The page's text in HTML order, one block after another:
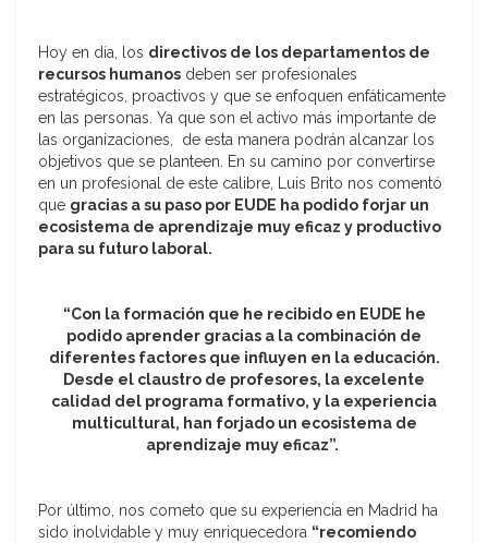
Hoy en día, los directivos de los departamentos de
recursos humanos deben ser profesionales
estratégicos, proactivos y que se enfoquen enfáticamente
en las personas. Ya que son el activo más importante de
las organizaciones, de esta manera podrán alcanzar los
objetivos que se planteen. En su camino por convertirse
en un profesional de este calibre, Luis Brito nos comentó
que gracias a su paso por EUDE ha podido forjar un
ecosistema de aprendizaje muy eficaz y productivo
para su futuro laboral.
“Con la formación que he recibido en EUDE he
podido aprender gracias a la combinación de
diferentes factores que influyen en la educación.
Desde el claustro de profesores, la excelente
calidad del programa formativo, y la experiencia
multicultural, han forjado un ecosistema de
aprendizaje muy eficaz”.
Por último, nos cometo que su experiencia en Madrid ha
sido inolvidable y muy enriquecedora “recomiendo